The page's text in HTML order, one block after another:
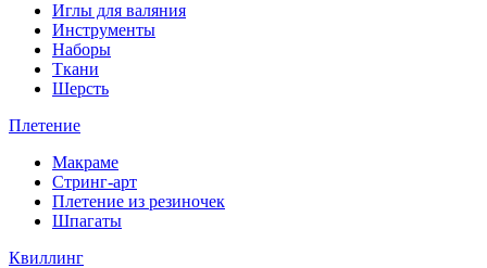
Иглы для валяния
Инструменты
Наборы
Ткани
Шерсть
Плетение
Макраме
Стринг-арт
Плетение из резиночек
Шпагаты
Квиллинг